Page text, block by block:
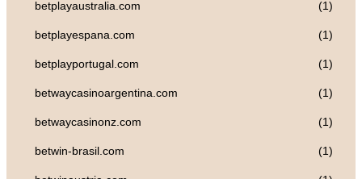
betplayaustralia.com (1)
betplayespana.com (1)
betplayportugal.com (1)
betwaycasinoargentina.com (1)
betwaycasinonz.com (1)
betwin-brasil.com (1)